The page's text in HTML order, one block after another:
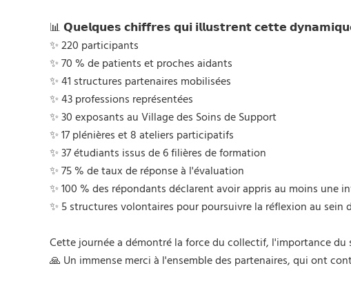
📊 𝗤𝘂𝗲𝗹𝗾𝘂𝗲𝘀 𝗰𝗵𝗶𝗳𝗳𝗿𝗲𝘀 𝗾𝘂𝗶 𝗶𝗹𝗹𝘂𝘀𝘁𝗿𝗲𝗻𝘁 𝗰𝗲𝘁𝘁𝗲
✨ 220 participants
✨ 70 % de patients et proches aidants
✨ 41 structures partenaires mobilisées
✨ 43 professions représentées
✨ 30 exposants au Village des Soins de Support
✨ 17 plénières et 8 ateliers participatifs
✨ 37 étudiants issus de 6 filières de formation
✨ 75 % de taux de réponse à l'évaluation
✨ 100 % des répondants déclarent avoir appris au moins une
✨ 5 structures volontaires pour poursuivre la réflexion au
Cette journée a démontré la force du collectif, l'importance
🙏 Un immense merci à l'ensemble des partenaires, qui ont